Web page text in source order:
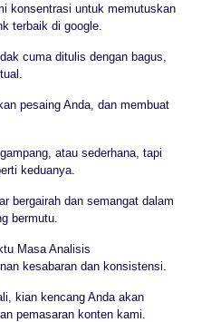
konsentrasi untuk memutuskan
terbaik di google.
cuma ditulis dengan bagus,
pesaing Anda, dan membuat
atau sederhana, tapi
keduanya.
bergairah dan semangat dalam
bermutu.
Masa Analisis
kesabaran dan konsistensi.
kian kencang Anda akan
pemasaran konten kami.